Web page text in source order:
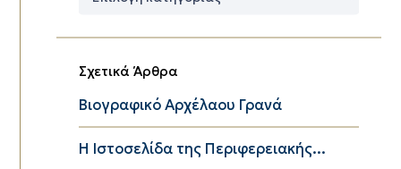
Σχετικά Άρθρα
Βιογραφικό Αρχέλαου Γρανά
Η Ιστοσελίδα της Περιφερειακής...